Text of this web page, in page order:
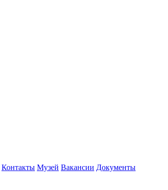
Контакты Музей Вакансии Документы